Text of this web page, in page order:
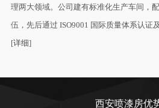
理两大领域。公司建有标准化生产车间，
伍，先后通过 ISO9001 国际质量体系认证
[详细]
西安喷漆房优